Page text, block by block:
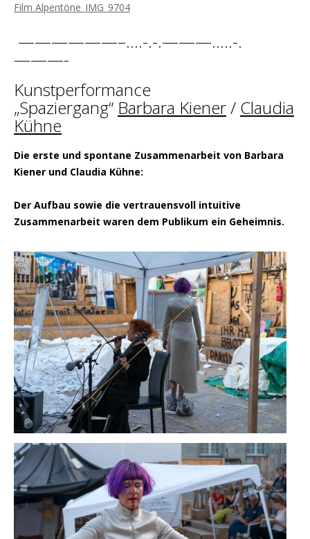
Film Alpentöne_IMG_9704
——————–….-.-.———…..-.
———-
Kunstperformance
„Spaziergang“ Barbara Kiener/ Claudia
Kühne
Die erste und spontane Zusammenarbeit von Barbara
Kiener und Claudia Kühne:
Der Aufbau sowie die vertrauensvoll intuitive
Zusammenarbeit waren dem Publikum ein Geheimnis.